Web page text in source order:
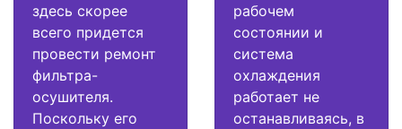
здесь скорее
всего придется
провести ремонт
фильтра-
осушителя.
Поскольку его
рабочем
состоянии и
система
охлаждения
работает не
останавливаясь, в